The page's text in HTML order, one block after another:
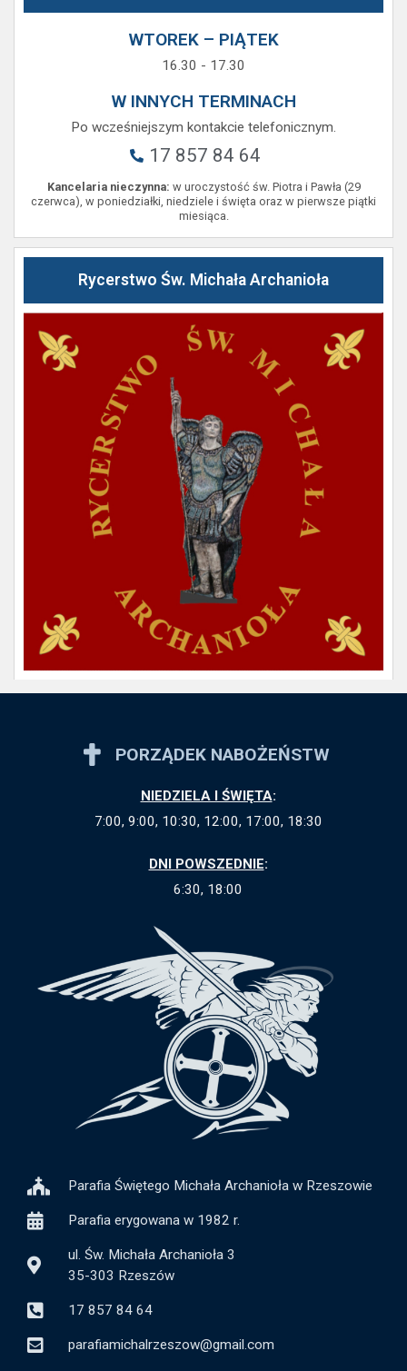
WTOREK – PIĄTEK
16.30 - 17.30
W INNYCH TERMINACH
Po wcześniejszym kontakcie telefonicznym.
17 857 84 64
Kancelaria nieczynna: w uroczystość św. Piotra i Pawła (29
czerwca), w poniedziałki, niedziele i święta oraz w pierwsze piątki
miesiąca.
Rycerstwo Św. Michała Archanioła
Parafia Świętego Michała Archanioła w Rzeszowie
Parafia erygowana w 1982 r.
ul. Św. Michała Archanioła 3
35-303 Rzeszów
17 857 84 64
parafiamichalrzeszow@gmail.com
PORZĄDEK NABOŻEŃSTW
NIEDZIELA I ŚWIĘTA:
7:00, 9:00, 10:30, 12:00, 17:00, 18:30
DNI POWSZEDNIE:
6:30, 18:00